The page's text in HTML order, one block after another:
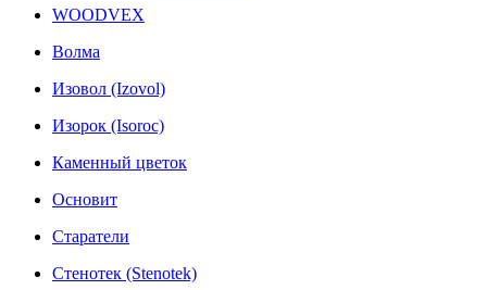
WOODVEX
Волма
Изовол (Izovol)
Изорок (Isoroc)
Каменный цветок
Основит
Старатели
Стенотек (Stenotek)